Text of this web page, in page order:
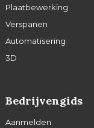
Plaatbewerking
Verspanen
Automatisering
3D
Bedrijvengids
Aanmelden